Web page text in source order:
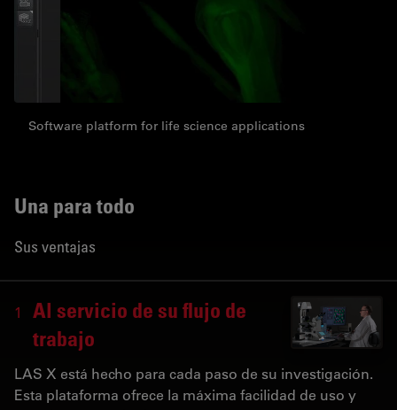
Software platform for life science applications
Una para todo
Sus ventajas
1
Al servicio de su flujo de
trabajo
LAS X está hecho para cada paso de su investigación.
Esta plataforma ofrece la máxima facilidad de uso y